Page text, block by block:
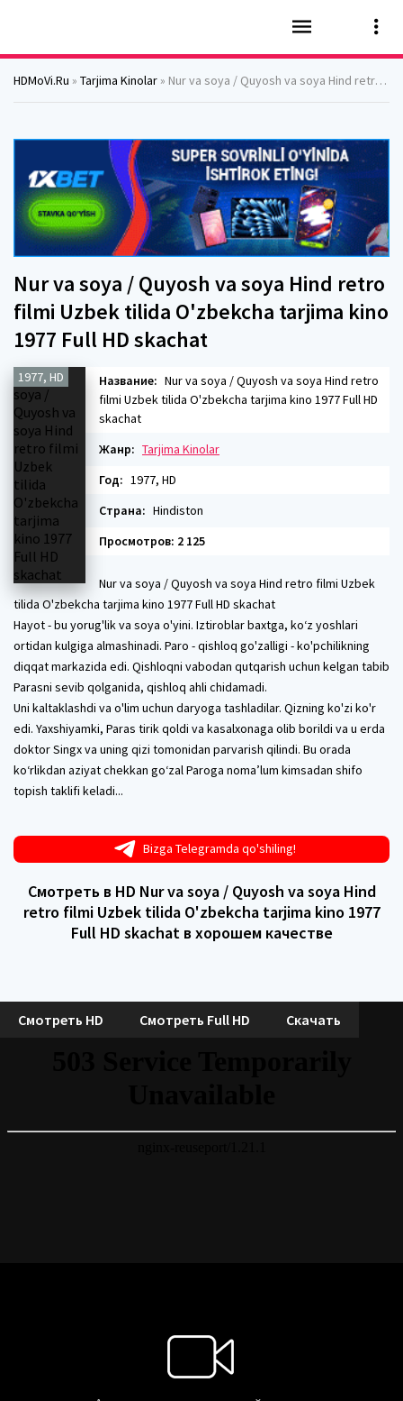
HDMoVi.Ru » Tarjima Kinolar » Nur va soya / Quyosh va soya Hind retro filmi Uzbek tilida O'zbekcha tarjima kino 1977 Full HD skachat
Nur va soya / Quyosh va soya Hind retro
filmi Uzbek tilida O'zbekcha tarjima kino
1977 Full HD skachat
1977, HD Название: Nur va soya / Quyosh va soya Hind retro
filmi Uzbek tilida O'zbekcha tarjima kino 1977 Full HD
skachat
Жанр: Tarjima Kinolar
Год: 1977, HD
Страна: Hindiston
Просмотров: 2 125
Nur va soya / Quyosh va soya Hind retro filmi Uzbek
tilida O'zbekcha tarjima kino 1977 Full HD skachat
Hayot - bu yorug'lik va soya o'yini. Iztiroblar baxtga, ko‘z yoshlari
ortidan kulgiga almashinadi. Paro - qishloq go'zalligi - ko'pchilikning
diqqat markazida edi. Qishloqni vabodan qutqarish uchun kelgan tabib
Parasni sevib qolganida, qishloq ahli chidamadi.
Uni kaltaklashdi va o'lim uchun daryoga tashladilar. Qizning ko'zi ko'r
edi. Yaxshiyamki, Paras tirik qoldi va kasalxonaga olib borildi va u erda
doktor Singx va uning qizi tomonidan parvarish qilindi. Bu orada
ko‘rlikdan aziyat chekkan go‘zal Paroga noma’lum kimsadan shifo
topish taklifi keladi...
Bizga Telegramda qo'shiling!
Смотреть в HD Nur va soya / Quyosh va soya Hind
retro filmi Uzbek tilida O'zbekcha tarjima kino 1977
Full HD skachat в хорошем качестве
Смотреть HD Смотреть Full HD Скачать